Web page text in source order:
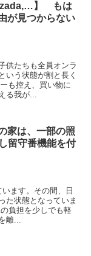
】 もは
が見つからない
供たちも全員オンラ
いう状態が割と長く
も控え、買い物に
る我が...
家は、一部の照
留守番機能を付
ます。その間、日
た状態となっていま
負担を少しでも軽
離...